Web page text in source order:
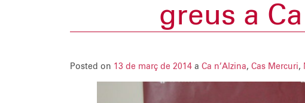
greus a
Posted on 13 de març de 2014 a Ca n’Alzina, Cas Mercuri,